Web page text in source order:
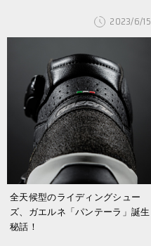
2023/6/15
全天候型のライディングシュー
ズ、ガエルネ「パンテーラ」誕生
秘話！